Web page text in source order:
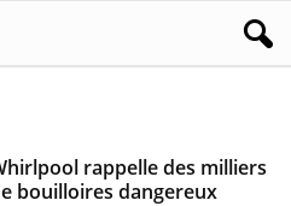
rappelle des milliers
bouilloires dangereux